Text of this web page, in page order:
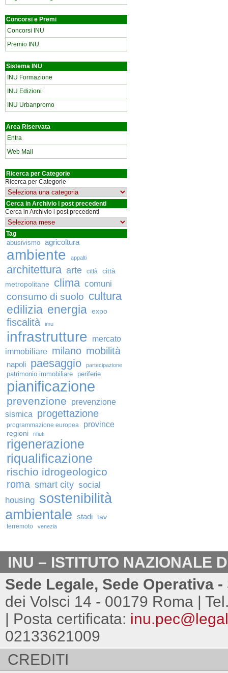
Concorsi e Premi
Concorsi INU
Premio INU
Sistema INU
INU Formazione
INU Edizioni
INU Urbanpromo
Area Riservata
Entra
Web Mail
Ricerca per Categorie
Ricerca per Categorie
Cerca in Archivio i post precedenti
Cerca in Archivio i post precedenti
Tag
abusivismo agricoltura
ambiente appalti
architettura arte città
città
metropolitane
clima comuni
consumo di suolo cultura
edilizia energia expo
fiscalità imu
infrastrutture
mercato
immobiliare milano mobilità
napoli paesaggio partecipazione
patrimonio immobiliare periferie
pianificazione
prevenzione
prevenzione
sismica
progettazione
programmazione europea province
regioni rifiuti
rigenerazione
riqualificazione
rischio idrogeologico
roma smart city social
housing sostenibilità
ambientale stadi tav
terremoto venezia
INU – ISTITUTO NAZIONALE
Sede Legale, Sede Operativa
dei Volsci 14 - 00179 Roma |
| Posta certificata:
02133621009
CREDITI